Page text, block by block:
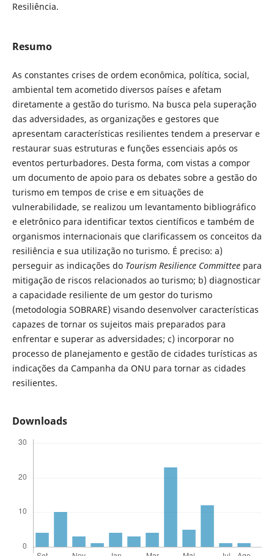
Resiliência.
Resumo
As constantes crises de ordem econômica, política, social,
ambiental tem acometido diversos países e afetam
diretamente a gestão do turismo. Na busca pela superação
das adversidades, as organizações e gestores que
apresentam características resilientes tendem a preservar e
restaurar suas estruturas e funções essenciais após os
eventos perturbadores. Desta forma, com vistas a compor
um documento de apoio para os debates sobre a gestão do
turismo em tempos de crise e em situações de
vulnerabilidade, se realizou um levantamento bibliográfico
e eletrônico para identificar textos científicos e também de
organismos internacionais que clarificassem os conceitos da
resiliência e sua utilização no turismo. É preciso: a)
perseguir as indicações do Tourism Resilience Committeepara
mitigação de riscos relacionados ao turismo; b) diagnosticar
a capacidade resiliente de um gestor do turismo
(metodologia SOBRARE) visando desenvolver características
capazes de tornar os sujeitos mais preparados para
enfrentar e superar as adversidades; c) incorporar no
processo de planejamento e gestão de cidades turísticas as
indicações da Campanha da ONU para tornar as cidades
resilientes.
Downloads